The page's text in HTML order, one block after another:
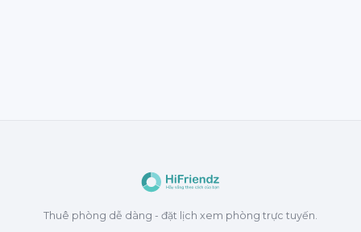
Thuê phòng dễ dàng - đặt lịch xem phòng trực tuyến.